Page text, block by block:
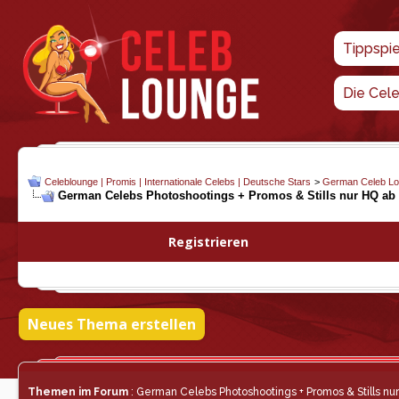
Die
Celeblounge | Promis | Internationale Celebs | Deutsche Stars > German Celeb
German Celebs Photoshootings + Promos & Stills nur HQ ab
Registrieren
Neues Thema erstellen
Themen im Forum : German Celebs Photoshootings + Promos & Stills